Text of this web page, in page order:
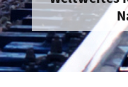
MITGLIED WERDEN